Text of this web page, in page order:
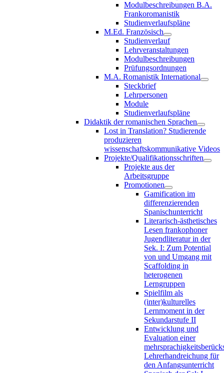
Modulbeschreibungen B.A.
Frankoromanistik
Studienverlaufspläne
M.Ed. Französisch
Studienverlauf
Lehrveranstaltungen
Modulbeschreibungen
Prüfungsordnungen
M.A. Romanistik International
Steckbrief
Lehrpersonen
Module
Studienverlaufspläne
Didaktik der romanischen Sprachen
Lost in Translation? Studierende
produzieren
wissenschaftskommunikative Videos
Projekte/Qualifikationsschriften
Projekte aus der
Arbeitsgruppe
Promotionen
Gamification im
differenzierenden
Spanischunterricht
Literarisch-ästhetisches
Lesen frankophoner
Jugendliteratur in der
Sek. I: Zum Potential
von und Umgang mit
Scaffolding in
heterogenen
Lerngruppen
Spielfilm als
(inter)kulturelles
Lernmoment in der
Sekundarstufe II
Entwicklung und
Evaluation einer
Lehrerhandreichung für
den Anfangsunterricht